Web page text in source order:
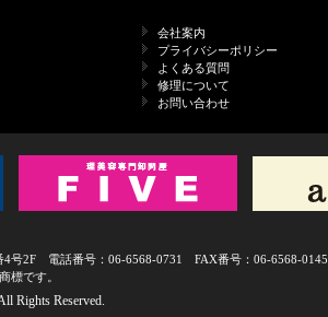
会社案内
プライバシーポリシー
よくある質問
修理について
お問い合わせ
号2F 電話番号：06-6568-0731 FAX番号：06-6568-0145
標です。
Rights Reserved.